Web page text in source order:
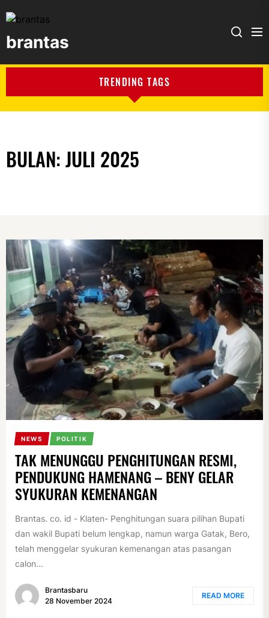
brantas
TRENDING TAGS
BULAN:JULI 2025
NEWS POLITIK
TAK MENUNGGU PENGHITUNGAN RESMI,
PENDUKUNG HAMENANG – BENY GELAR
SYUKURAN KEMENANGAN
Brantas. co. id - Klaten- Penghitungan suara pilihan Bupati
dan wakil Bupati belum lengkap, namun warga Gatak, Bero,
telah menggelar syukuran kemenangan atas pasangan
calon...
Brantasbaru
28 November 2024
READ MORE